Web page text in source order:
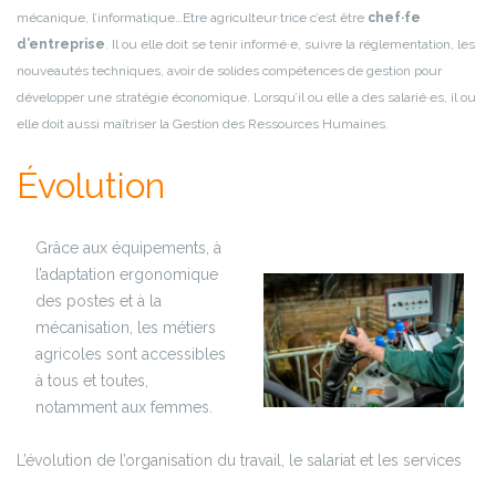
mécanique, l’informatique… Etre agriculteur·trice c’est être chef·fe
d’entreprise . Il ou elle doit se tenir informé·e, suivre la réglementation, les
nouveautés techniques, avoir de solides compétences de gestion pour
développer une stratégie économique. Lorsqu’il ou elle a des salarié·es, il ou
elle doit aussi maîtriser la Gestion des Ressources Humaines.
Évolution
Grâce aux équipements, à
l’adaptation ergonomique
des postes et à la
mécanisation, les métiers
agricoles sont accessibles
à tous et toutes,
notamment aux femmes.
L’évolution de l’organisation du travail, le salariat et les services